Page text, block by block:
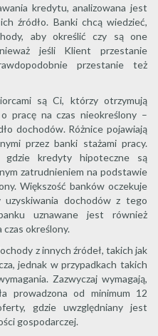
kredytu, analizowana jest
źródło. Banki chcą wiedzieć,
aby określić czy są one
jeśli Klient przestanie
przestanie też
są Ci, którzy otrzymują
pracę na czas nieokreślony –
dochodów. Różnice pojawiają
przez banki stażami pracy.
gdzie kredyty hipoteczne są
zatrudnieniem na podstawie
Większość banków oczekuje
uzyskiwania dochodów z tego
uznawane jest również
określony.
z innych źródeł, takich jak
jednak w przypadkach takich
Zazwyczaj wymagają,
prowadzona od minimum 12
gdzie uwzględniany jest
gospodarczej.